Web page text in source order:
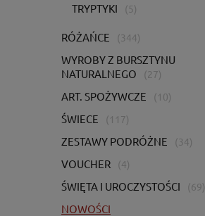
TRYPTYKI (5)
RÓŻAŃCE (344)
WYROBY Z BURSZTYNU
NATURALNEGO
(27)
ART. SPOŻYWCZE (10)
ŚWIECE (117)
ZESTAWY PODRÓŻNE (34)
VOUCHER (4)
ŚWIĘTA I UROCZYSTOŚCI (69)
NOWOŚCI